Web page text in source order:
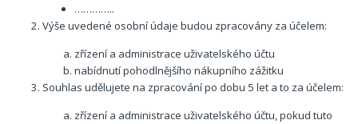
…………..
Výše uvedené osobní údaje budou zpracovány za účelem:
zřízení a administrace uživatelského účtu
nabídnutí pohodlnějšího nákupního zážitku
Souhlas udělujete na zpracování po dobu 5 let a to za účelem:
zřízení a administrace uživatelského účtu, pokud tuto